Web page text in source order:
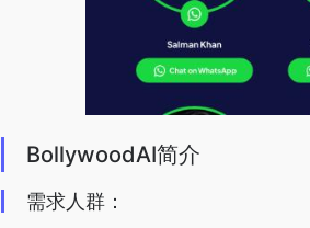
BollywoodAI简介
需求人群：